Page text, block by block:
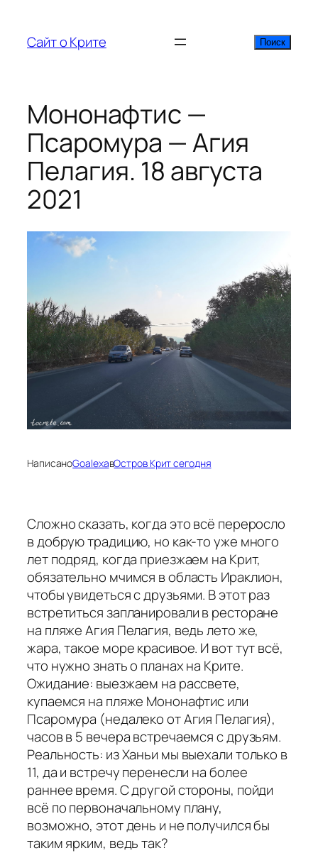
содержимому
Сайт о Крите Поиск
Поиск
Мононафтис —
Псаромура — Агия
Пелагия. 18 августа
2021
НаписаноGoalexaвОстров Крит сегодня
Сложно сказать, когда это всё переросло
в добрую традицию, но как-то уже много
лет подряд, когда приезжаем на Крит,
обязательно мчимся в область Ираклион,
чтобы увидеться с друзьями. В этот раз
встретиться запланировали в ресторане
на пляже Агия Пелагия, ведь лето же,
жара, такое море красивое. И вот тут всё,
что нужно знать о планах на Крите.
Ожидание: выезжаем на рассвете,
купаемся на пляже Мононафтис или
Псаромура (недалеко от Агия Пелагия),
часов в 5 вечера встречаемся с друзьям.
Реальность: из Ханьи мы выехали только в
11, да и встречу перенесли на более
раннее время. С другой стороны, пойди
всё по первоначальному плану,
возможно, этот день и не получился бы
таким ярким, ведь так?